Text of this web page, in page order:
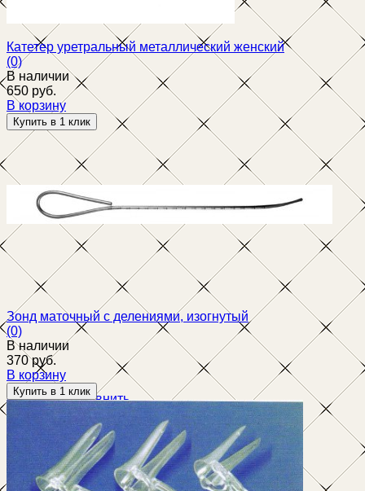
избранное сравнить
Катетер уретральный металлический женский
(0)
В наличии
650 руб.
В корзину
избранное сравнить
Зонд маточный с делениями, изогнутый
(0)
В наличии
370 руб.
В корзину